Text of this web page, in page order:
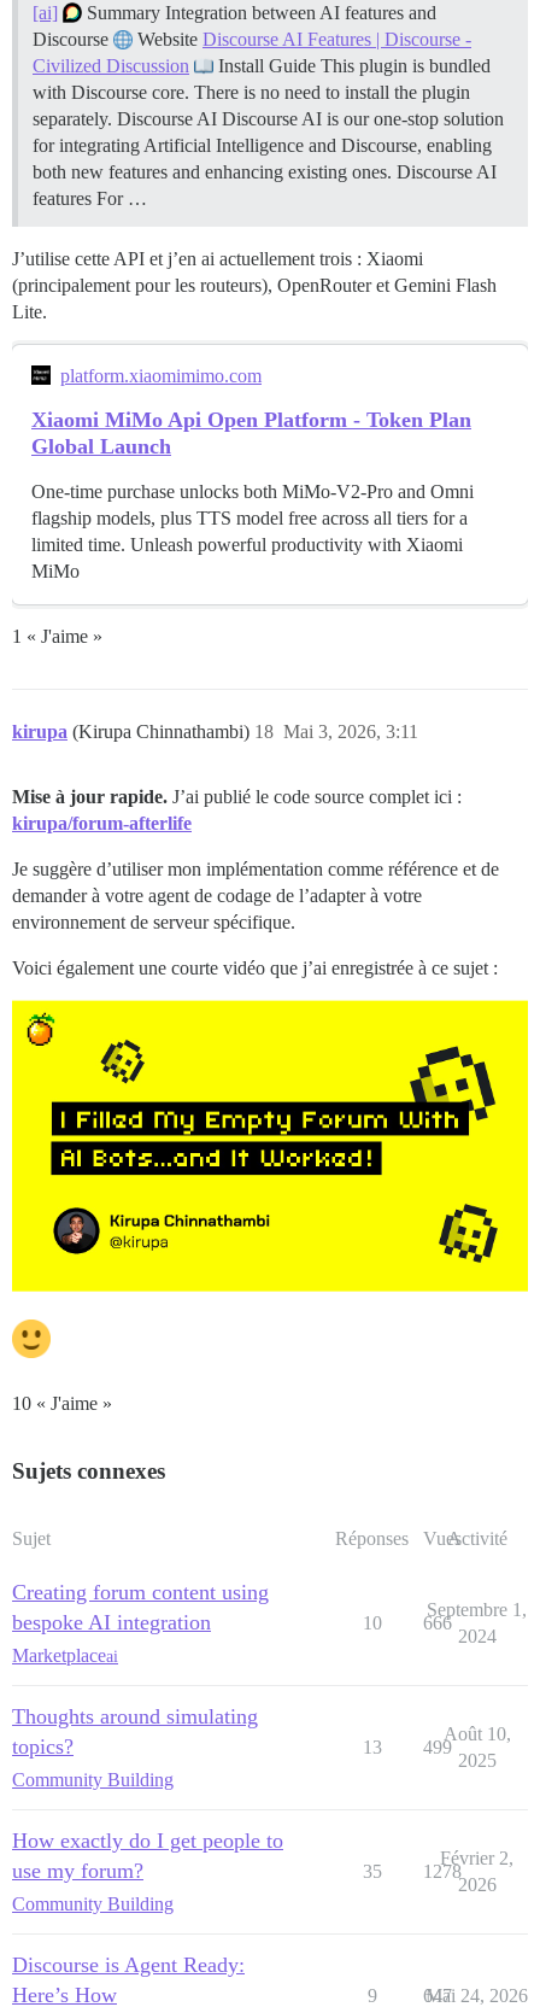
[ai]
Summary Integration between AI features and
Discourse
Website Discourse AI Features | Discourse -
Civilized Discussion
Install Guide This plugin is bundled
with Discourse core. There is no need to install the plugin
separately. Discourse AI Discourse AI is our one-stop solution
for integrating Artificial Intelligence and Discourse, enabling
both new features and enhancing existing ones. Discourse AI
features For …
J’utilise cette API et j’en ai actuellement trois : Xiaomi
(principalement pour les routeurs), OpenRouter et Gemini Flash
Lite.
platform.xiaomimimo.com
Xiaomi MiMo Api Open Platform - Token Plan
Global Launch
One-time purchase unlocks both MiMo-V2-Pro and Omni
flagship models, plus TTS model free across all tiers for a
limited time. Unleash powerful productivity with Xiaomi
MiMo
1 « J'aime »
kirupa (Kirupa Chinnathambi) Mai 3, 2026, 3:11
18
Mise à jour rapide. J’ai publié le code source complet ici :
kirupa/forum-afterlife
Je suggère d’utiliser mon implémentation comme référence et de
demander à votre agent de codage de l’adapter à votre
environnement de serveur spécifique.
Voici également une courte vidéo que j’ai enregistrée à ce sujet :
10 « J'aime »
Sujets connexes
Sujet Réponses VuesActivité
Creating forum content using
bespoke AI integration
Marketplaceai
10 666
Septembre 1,
2024
Thoughts around simulating
topics?
Community Building
13 499
Août 10,
2025
How exactly do I get people to
use my forum?
Community Building
35 1278
Février 2,
2026
Discourse is Agent Ready:
Here’s How
9 647
Mai 24, 2026